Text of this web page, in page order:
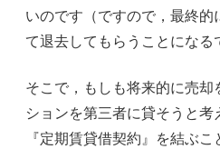
いのです（ですので，最終的
て退去してもらうことになる
そこで，もしも将来的に売却
ションを第三者に貸そうと
『定期賃貸借契約』を結ぶこ